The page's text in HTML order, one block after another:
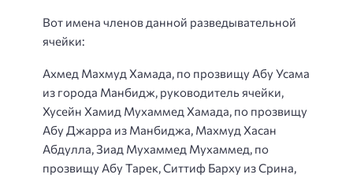
Вот имена членов данной разведывательной
ячейки:
Ахмед Махмуд Хамада, по прозвищу Абу Усама
из города Манбидж, руководитель ячейки,
Хусейн Хамид Мухаммед Хамада, по прозвищу
Абу Джарра из Манбиджа, Махмуд Хасан
Абдулла, Зиад Мухаммед Мухаммед, по
прозвищу Абу Тарек, Ситтиф Барху из Срина,